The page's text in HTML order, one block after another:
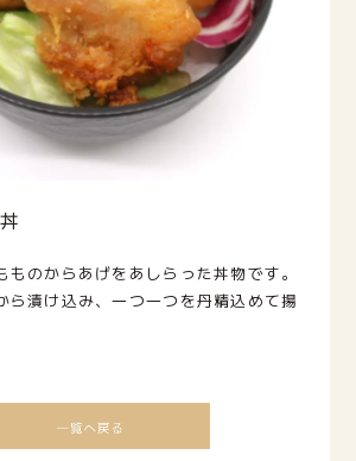
ものからあげをあしらった丼物です。
ら漬け込み、一つ一つを丹精込めて揚